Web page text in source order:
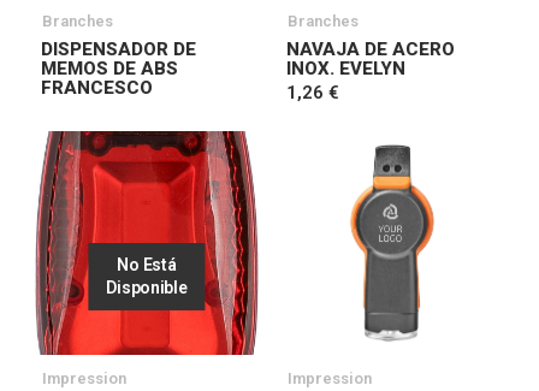
Branches
DISPENSADOR DE
MEMOS DE ABS
FRANCESCO
Branches
NAVAJA DE ACERO
INOX. EVELYN
1,26 €
No Está
Disponible
Impression Impression